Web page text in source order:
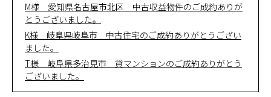
M様 愛知県名古屋市北区 中古収益物件のご成約ありが
とうございました。
K様 岐阜県岐阜市 中古住宅のご成約ありがとうござい
ました。
T様 岐阜県多治見市 貸マンションのご成約ありがとう
ございました。